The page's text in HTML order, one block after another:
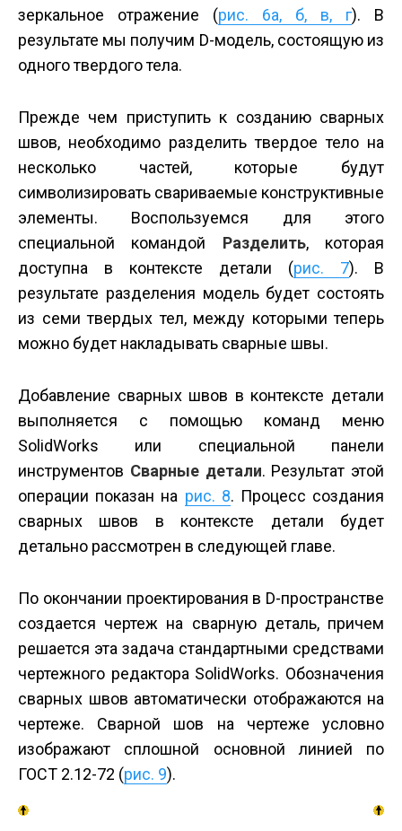
зеркальное отражение (рис. 6а, б, в, г). В
результате мы получим D-модель, состоящую из
одного твердого тела.
Прежде чем приступить к созданию сварных
швов, необходимо разделить твердое тело на
несколько частей, которые будут
символизировать свариваемые конструктивные
элементы. Воспользуемся для этого
специальной командой Разделить, которая
доступна в контексте детали (рис. 7). В
результате разделения модель будет состоять
из семи твердых тел, между которыми теперь
можно будет накладывать сварные швы.
Добавление сварных швов в контексте детали
выполняется с помощью команд меню
SolidWorks или специальной панели
инструментов Сварные детали. Результат этой
операции показан на рис. 8. Процесс создания
сварных швов в контексте детали будет
детально рассмотрен в следующей главе.
По окончании проектирования в D-пространстве
создается чертеж на сварную деталь, причем
решается эта задача стандартными средствами
чертежного редактора SolidWorks. Обозначения
сварных швов автоматически отображаются на
чертеже. Сварной шов на чертеже условно
изображают сплошной основной линией по
ГОСТ 2.12-72 (рис. 9).